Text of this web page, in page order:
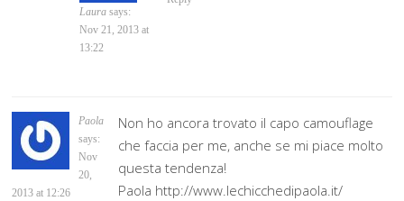
Laura says:
Nov 21, 2013 at
13:22
Paola
says:
Nov
20,
2013 at 12:26
Non ho ancora trovato il capo camouflage
che faccia per me, anche se mi piace molto
questa tendenza!
Paola http://www.lechicchedipaola.it/